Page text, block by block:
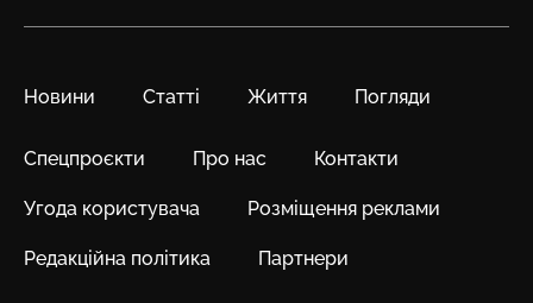
Новини Статті Життя Погляди
Спецпроєкти Про нас Контакти
Угода користувача Розміщення реклами
Редакційна політика Партнери